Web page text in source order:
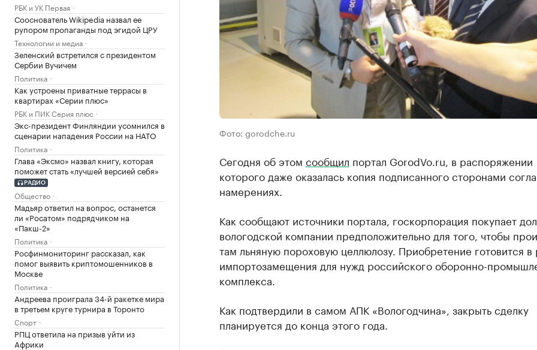
РБК и УК Первая
Сооснователь Wikipedia назвал ее
рупором пропаганды под эгидой ЦРУ
Технологии и медиа
Зеленский встретился с президентом
Сербии Вучичем
Политика
Как устроены приватные террасы в
квартирах «Серии плюс»
РБК и ПИК Серия плюс
Экс-президент Финляндии усомнился в
сценарии нападения России на НАТО
Политика
Глава «Эксмо» назвал книгу, которая
поможет стать «лучшей версией себя»
РАДИО
Общество
Мадьяр ответил на вопрос, останется
ли «Росатом» подрядчиком на
«Пакш-2»
Политика
Росфинмониторинг рассказал, как
помог выявить криптомошенников в
Москве
Политика
Андреева проиграла 34-й ракетке мира
в третьем круге турнира в Торонто
Спорт
РПЦ ответила на призыв уйти из
Африки
Фото: gorodche.ru
Сегодня об этом сообщил портал GorodVo.ru, в распоряжении
которого даже оказалась копия подписанного сторонами
намерениях.
Как сообщают источники портала, госкорпорация покупает
вологодской компании предположительно для того, чтобы
там льняную пороховую целлюлозу. Приобретение готовится в
импортозамещения для нужд российского оборонно-
комплекса.
Как подтвердили в самом АПК «Вологодчина», закрыть сделку
планируется до конца этого года.